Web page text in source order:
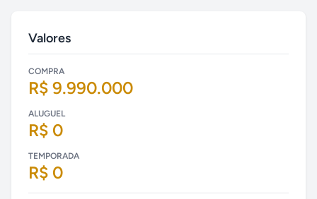
Valores
COMPRA
R$ 9.990.000
ALUGUEL
R$ 0
TEMPORADA
R$ 0